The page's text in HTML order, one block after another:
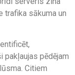
trafika sākuma un
pakļaujas pēdējam
Citiem